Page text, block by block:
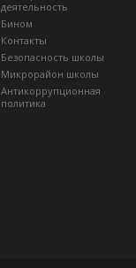
деятельность
Бином
Контакты
Безопасность школы
Микрорайон школы
Антикоррупционная
политика